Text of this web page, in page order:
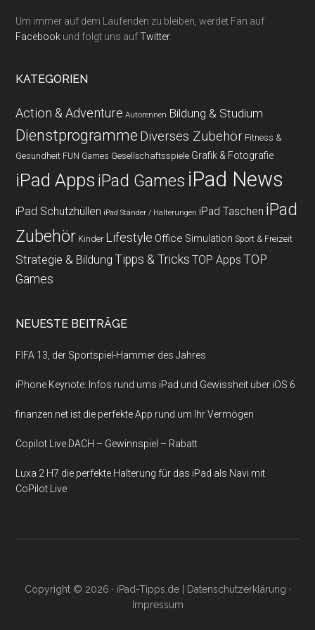
Um immer auf dem Laufenden zu bleiben, werdet Fan auf
Facebook und folgt uns aufTwitter.
KATEGORIEN
Action & Adventure Autorennen Bildung & Studium
Dienstprogramme Diverses Zubehör Fitness &
Gesundheit FUN Games Gesellschaftsspiele Grafik & Fotografie
iPad Apps iPad Games iPad News
iPad Schutzhüllen iPad Ständer / Halterungen iPad Taschen iPad
Zubehör Kinder Lifestyle Office Simulation Sport & Freizeit
Strategie & Bildung Tipps & Tricks TOP Apps TOP
Games
NEUESTE BEITRÄGE
FIFA 13, der Sportspiel-Hammer des Jahres
iPhone Keynote: Infos rund ums iPad und Gewissheit über iOS 6
finanzen.net ist die perfekte App rund um Ihr Vermögen
Copilot Live DACH – Gewinnspiel – Rabatt
Luxa 2 H7 die perfekte Halterung für das iPad als Navi mit
CoPilot Live
Copyright © 2026 · iPad-Tipps.de| Datenschutzerklärung ·
Impressum